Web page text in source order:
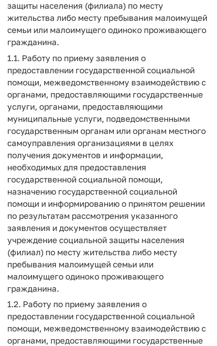
защиты населения (филиала) по месту
жительства либо месту пребывания малоимущей
семьи или малоимущего одиноко проживающего
гражданина.
1.1. Работу по приему заявления о
предоставлении государственной социальной
помощи, межведомственному взаимодействию с
органами, предоставляющими государственные
услуги, органами, предоставляющими
муниципальные услуги, подведомственными
государственным органам или органам местного
самоуправления организациями в целях
получения документов и информации,
необходимых для предоставления
государственной социальной помощи,
назначению государственной социальной
помощи и информированию о принятом решении
по результатам рассмотрения указанного
заявления и документов осуществляет
учреждение социальной защиты населения
(филиал) по месту жительства либо месту
пребывания малоимущей семьи или
малоимущего одиноко проживающего
гражданина.
1.2. Работу по приему заявления о
предоставлении государственной социальной
помощи, межведомственному взаимодействию с
органами, предоставляющими государственные